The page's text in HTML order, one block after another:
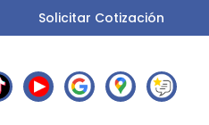
Solicitar Cotización